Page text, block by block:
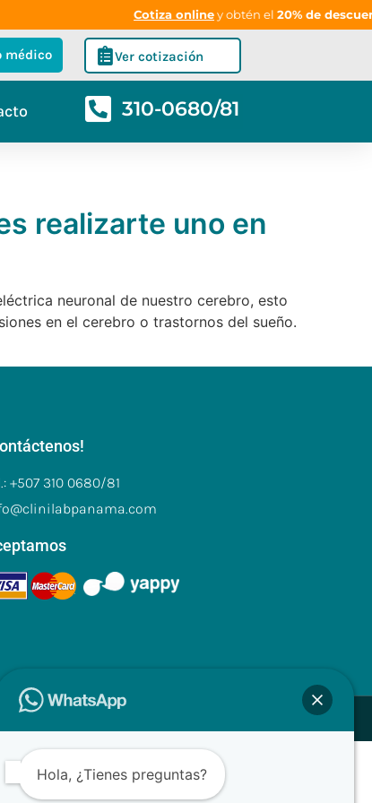
Cotiza onliney obtén el20% de descuento
médico Ver cotización
310-0680/81
realizarte uno en
neuronal de nuestro cerebro, esto
en el cerebro o trastornos del sueño.
+507 310 0680/81
Hola, ¿Tienes preguntas?